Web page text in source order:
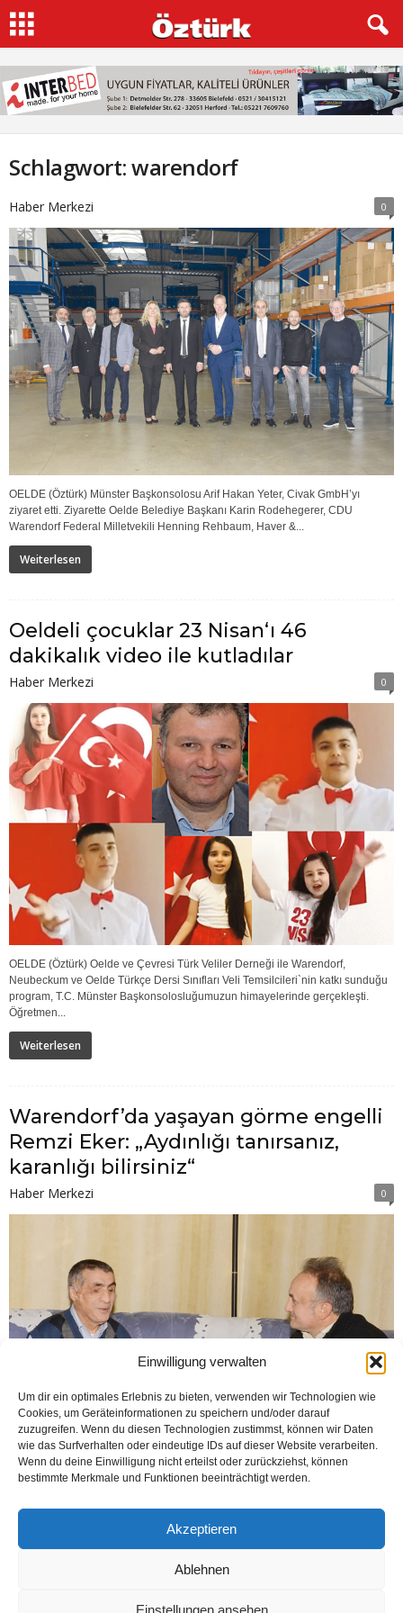
Einwilligung verwalten
Um dir ein optimales Erlebnis zu bieten, verwenden wir Technologien wie
Cookies, um Geräteinformationen zu speichern und/oder darauf
zuzugreifen. Wenn du diesen Technologien zustimmst, können wir Daten
wie das Surfverhalten oder eindeutige IDs auf dieser Website verarbeiten.
Wenn du deine Einwilligung nicht erteilst oder zurückziehst, können
bestimmte Merkmale und Funktionen beeinträchtigt werden.
Akzeptieren
Ablehnen
Einstellungen ansehen
Schlagwort: warendorf
Haber Merkezi 0
OELDE (Öztürk) Münster Başkonsolosu Arif Hakan Yeter, Civak GmbH’yı
ziyaret etti. Ziyarette Oelde Belediye Başkanı Karin Rodehegerer, CDU
Warendorf Federal Milletvekili Henning Rehbaum, Haver &...
Weiterlesen
Oeldeli çocuklar 23 Nisan‘ı 46
dakikalık video ile kutladılar
Haber Merkezi 0
OELDE (Öztürk) Oelde ve Çevresi Türk Veliler Derneği ile Warendorf,
Neubeckum ve Oelde Türkçe Dersi Sınıfları Veli Temsilcileri`nin katkı sunduğu
program, T.C. Münster Başkonsolosluğumuzun himayelerinde gerçekleşti.
Öğretmen...
Weiterlesen
Warendorf’da yaşayan görme engelli
Remzi Eker: „Aydınlığı tanırsanız,
karanlığı bilirsiniz“
Haber Merkezi 0
RÖPORTAJA kendisi de Milli Görüş mensubu olan Mehmet Gül de vesile oldu.
Derneği’nin yeni...
Weiterlesen